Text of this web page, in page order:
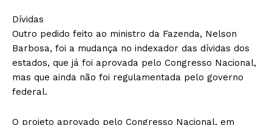
Dívidas
Outro pedido feito ao ministro da Fazenda, Nelson
Barbosa, foi a mudança no indexador das dívidas dos
estados, que já foi aprovada pelo Congresso Nacional,
mas que ainda não foi regulamentada pelo governo
federal.
O projeto aprovado pelo Congresso Nacional, em